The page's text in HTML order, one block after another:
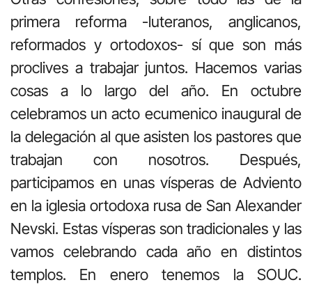
primera reforma -luteranos, anglicanos,
reformados y ortodoxos- sí que son más
proclives a trabajar juntos. Hacemos varias
cosas a lo largo del año. En octubre
celebramos un acto ecumenico inaugural de
la delegación al que asisten los pastores que
trabajan con nosotros. Después,
participamos en unas vísperas de Adviento
en la iglesia ortodoxa rusa de San Alexander
Nevski. Estas vísperas son tradicionales y las
vamos celebrando cada año en distintos
templos. En enero tenemos la SOUC.